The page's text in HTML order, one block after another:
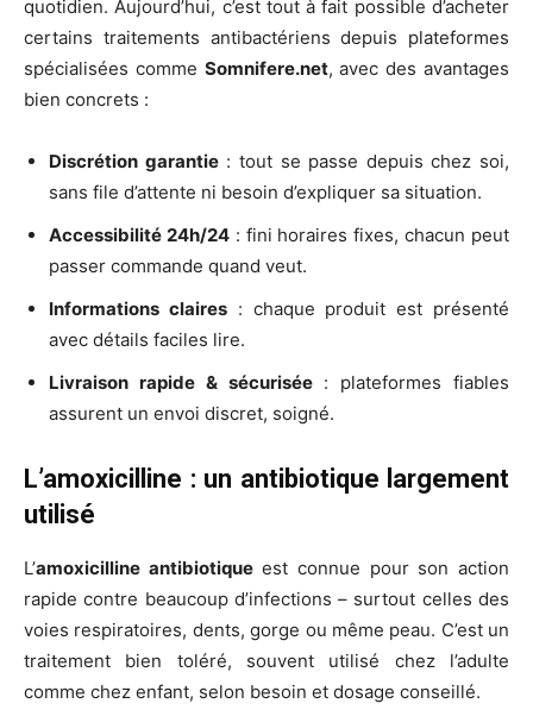
quotidien. Aujourd’hui, c’est tout à fait possible d’acheter
certains traitements antibactériens depuis plateformes
spécialisées comme Somnifere.net, avec des avantages
bien concrets :
Discrétion garantie: tout se passe depuis chez soi,
sans file d’attente ni besoin d’expliquer sa situation.
Accessibilité 24h/24: fini horaires fixes, chacun peut
passer commande quand veut.
Informations claires: chaque produit est présenté
avec détails faciles lire.
Livraison rapide & sécurisée: plateformes fiables
assurent un envoi discret, soigné.
L’amoxicilline : un antibiotique largement
utilisé
L’amoxicilline antibiotiqueest connue pour son action
rapide contre beaucoup d’infections – surtout celles des
voies respiratoires, dents, gorge ou même peau. C’est un
traitement bien toléré, souvent utilisé chez l’adulte
comme chez enfant, selon besoin et dosage conseillé.